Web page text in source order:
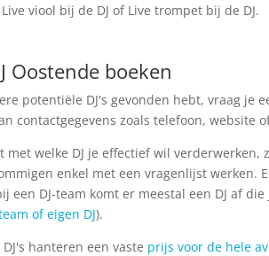
viool bij de DJ of Live trompet bij de DJ.
Oostende boeken
potentiële DJ's gevonden hebt, vraag je
contactgegevens zoals telefoon, website
met welke DJ je effectief wil verderwerken,
enkel met een vragenlijst werken.
een DJ-team komt er meestal een DJ af
of eigen DJ).
hanteren een vaste prijs voor de hele